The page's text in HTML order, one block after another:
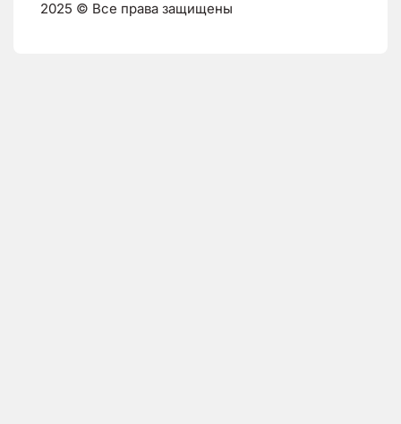
2025 © Все права защищены